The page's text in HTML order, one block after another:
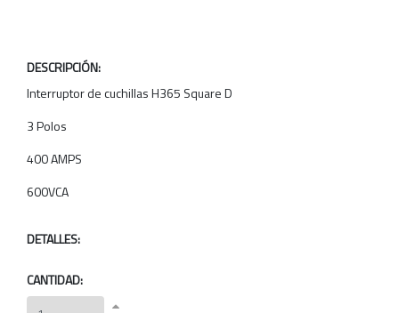
DESCRIPCIÓN:
Interruptor de cuchillas H365 Square D
3 Polos
400 AMPS
600VCA
DETALLES:
CANTIDAD: